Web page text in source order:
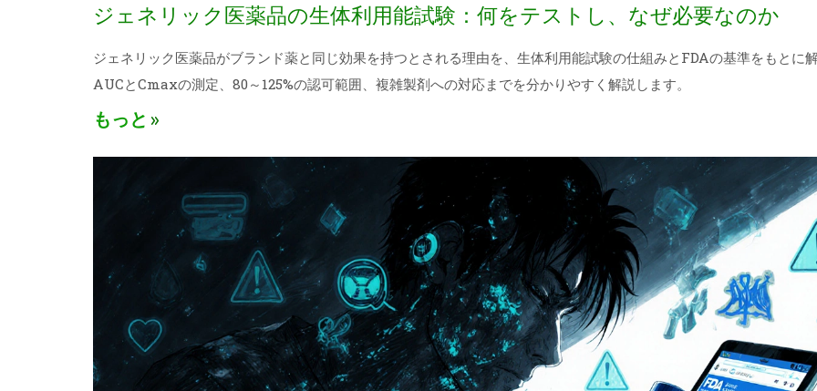
ジェネリック医薬品の生体利用能試験：何をテストし、なぜ必要なのか
ジェネリック医薬品がブランド薬と同じ効果を持つとされる理由を、生体利用能試験の仕組みとFDAの基準をもとに
AUCとCmaxの測定、80～125%の認可範囲、複雑製剤への対応までを分かりやすく解説します。
もっと